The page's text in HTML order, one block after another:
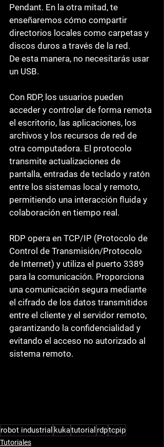
Pendant. En la otra mitad, te
enseñaremos cómo compartir
directorios locales como carpetas y
discos duros a través de la red.
De esta manera, no necesitarás usar
un USB.
Con RDP, los usuarios pueden
acceder y controlar de forma remota
el escritorio, las aplicaciones, los
archivos y los recursos de red de
otra computadora. El protocolo
transmite actualizaciones de
pantalla, entradas de teclado y ratón
entre los sistemas local y remoto,
permitiendo una interacción fluida y
colaboración en tiempo real.
RDP opera en TCP/IP (Protocolo de
Control de Transmisión/Protocolo
de Internet) y utiliza el puerto 3389
para la comunicación. Proporciona
una comunicación segura mediante
el cifrado de los datos transmitidos
entre el cliente y el servidor remoto,
garantizando la confidencialidad y
evitando el acceso no autorizado al
sistema remoto.
robot industrial kukatutorial rdptcpip
Tutoriales